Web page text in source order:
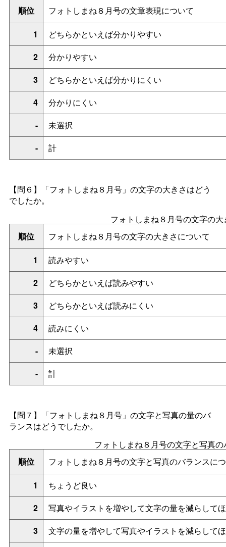
順位 フォトしまね８月号の文章表現について
1
どちらかといえば分かりやすい
2
分かりやすい
3
どちらかといえば分かりにくい
4
分かりにくい
-
未選択
-
計
【問６】「フォトしまね８月号」の文字の大きさはどう
でしたか。
フォトしまね８月号の文字の
順位
フォトしまね８月号の文字の大きさについて
1
読みやすい
2
どちらかといえば読みやすい
3
どちらかといえば読みにくい
4
読みにくい
-
未選択
-
計
【問７】「フォトしまね８月号」の文字と写真の量のバ
ランスはどうでしたか。
フォトしまね８月号の文字と写真
順位
フォトしまね８月号の文字と写真のバランスに
1
ちょうど良い
2
写真やイラストを増やして文字の量を減らして
3
文字の量を増やして写真やイラストを減らして